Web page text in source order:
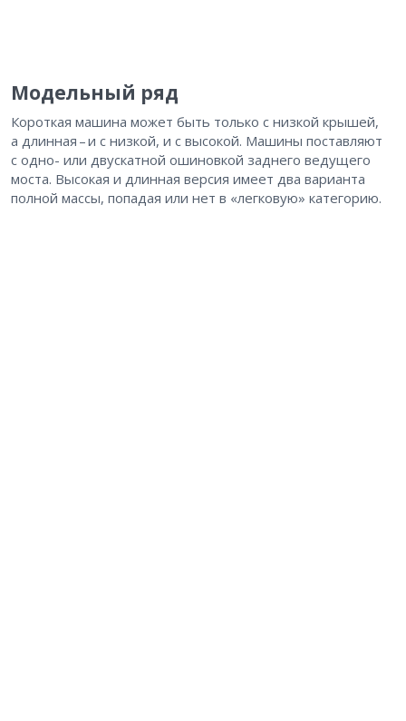
Модельный ряд
Короткая машина может быть только с низкой крышей,
а длинная – ​и с низкой, и с высокой. Машины поставляют
с одно- или двускатной ошиновкой заднего ведущего
моста. Высокая и длинная версия имеет два варианта
полной массы, попадая или нет в «легковую» категорию.